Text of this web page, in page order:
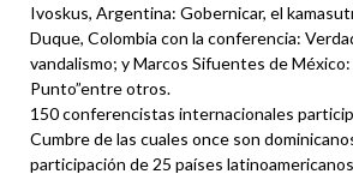
Ivoskus, Argentina: Gobernicar, el
Duque, Colombia con la conferencia:
vandalismo; y Marcos Sifuentes de México:
Punto”entre otros.
150 conferencistas internacionales
Cumbre de las cuales once son
participación de 25 países